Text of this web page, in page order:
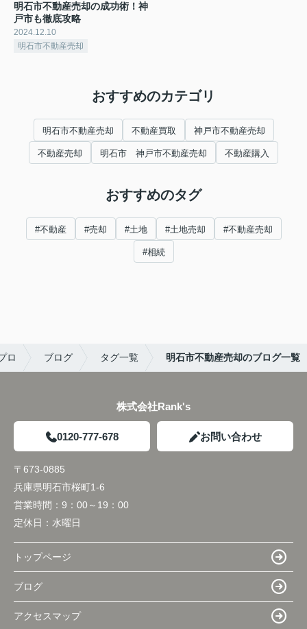
明石市不動産売却の成功術！神
戸市も徹底攻略
2024.12.10
明石市不動産売却
おすすめのカテゴリ
明石市不動産売却 不動産買取 神戸市不動産売却
不動産売却 明石市 神戸市不動産売却 不動産購入
おすすめのタグ
#不動産 #売却 #土地 #土地売却 #不動産売却
#相続
ロ ブログ タグ一覧 明石市不動産売却のブログ一覧
株式会社Rank's
0120-777-678 お問い合わせ
〒673-0885
兵庫県明石市桜町1-6
営業時間： 9：00～19：00
定休日： 水曜日
トップページ
ブログ
アクセスマップ